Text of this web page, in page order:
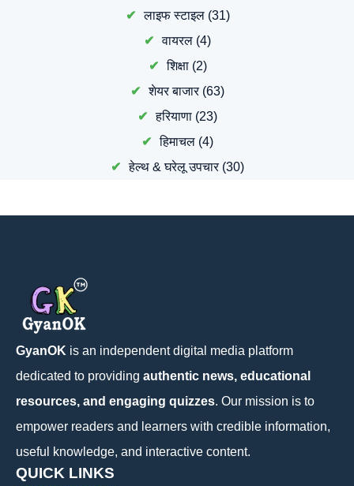
लाइफ स्टाइल(31)
वायरल (4)
शिक्षा(2)
शेयर बाजार(63)
हरियाणा (23)
हिमाचल (4)
हेल्थ & घरेलू उपचार(30)
GyanOK is an independent digital media platform
dedicated to providing authentic news, educational
resources, and engaging quizzes. Our mission is to
empower readers and learners with credible information,
useful knowledge, and interactive content.
QUICK LINKS